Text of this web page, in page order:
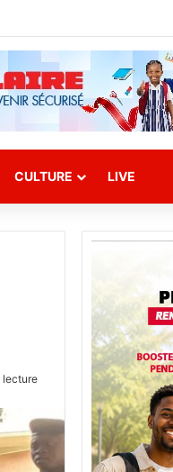
CULTURE LIVE
lecture